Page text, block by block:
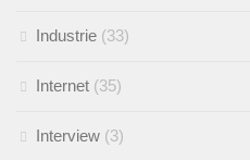
Industrie (33)
Internet (35)
Interview (3)